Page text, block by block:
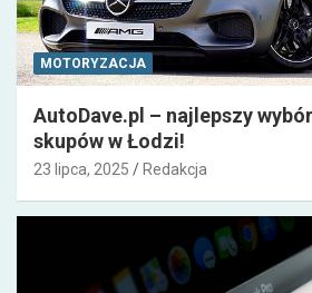
MOTORYZACJA
AutoDave.pl – najlepszy
skupów w Łodzi!
23 lipca, 2025 Redakcja